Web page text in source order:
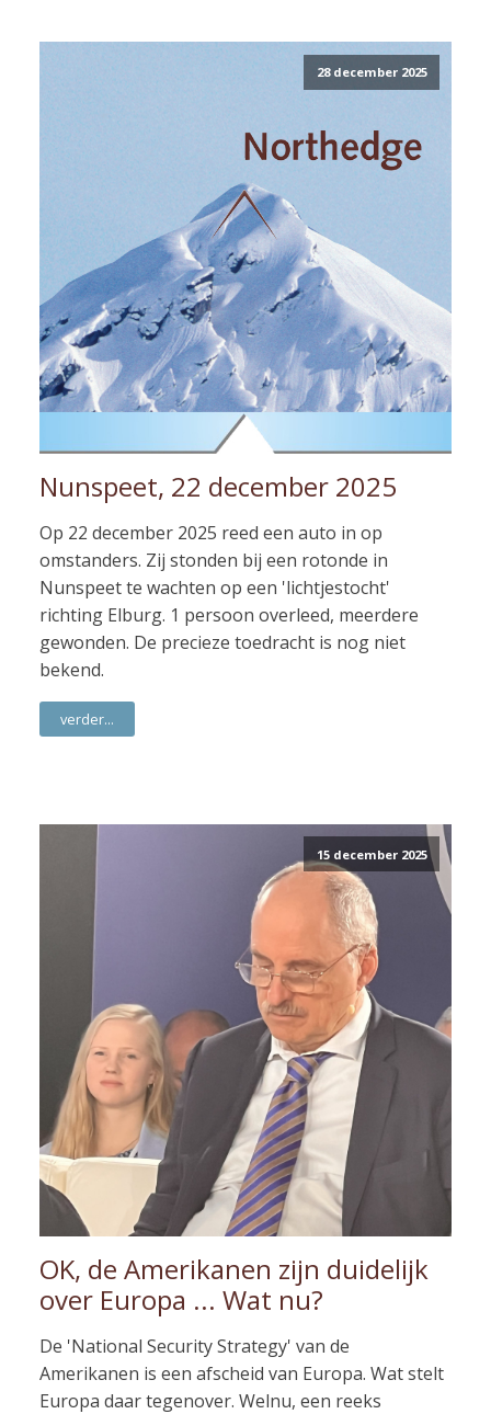
28 december 2025
Nunspeet, 22 december 2025
Op 22 december 2025 reed een auto in op
omstanders. Zij stonden bij een rotonde in
Nunspeet te wachten op een 'lichtjestocht'
richting Elburg. 1 persoon overleed, meerdere
gewonden. De precieze toedracht is nog niet
bekend.
verder...
15 december 2025
OK, de Amerikanen zijn duidelijk
over Europa ... Wat nu?
De 'National Security Strategy' van de
Amerikanen is een afscheid van Europa. Wat stelt
Europa daar tegenover. Welnu, een reeks